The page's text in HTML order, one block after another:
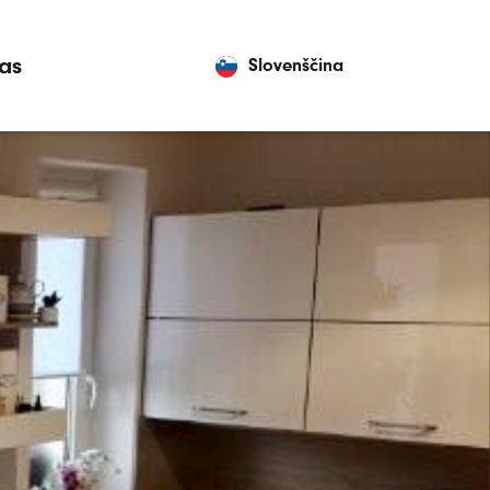
Slovenščina